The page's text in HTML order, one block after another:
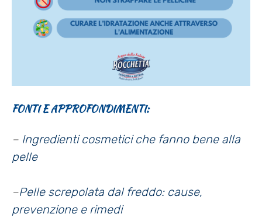
FONTI E APPROFONDIMENTI:
– Ingredienti cosmetici che fanno bene alla
pelle
–Pelle screpolata dal freddo: cause,
prevenzione e rimedi